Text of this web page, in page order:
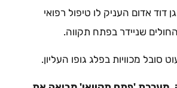
דוד אדום העניק לו טיפול רפואי
שניידר בפתח תקווה.
סובל מכוויות בפלג גופו העליון.